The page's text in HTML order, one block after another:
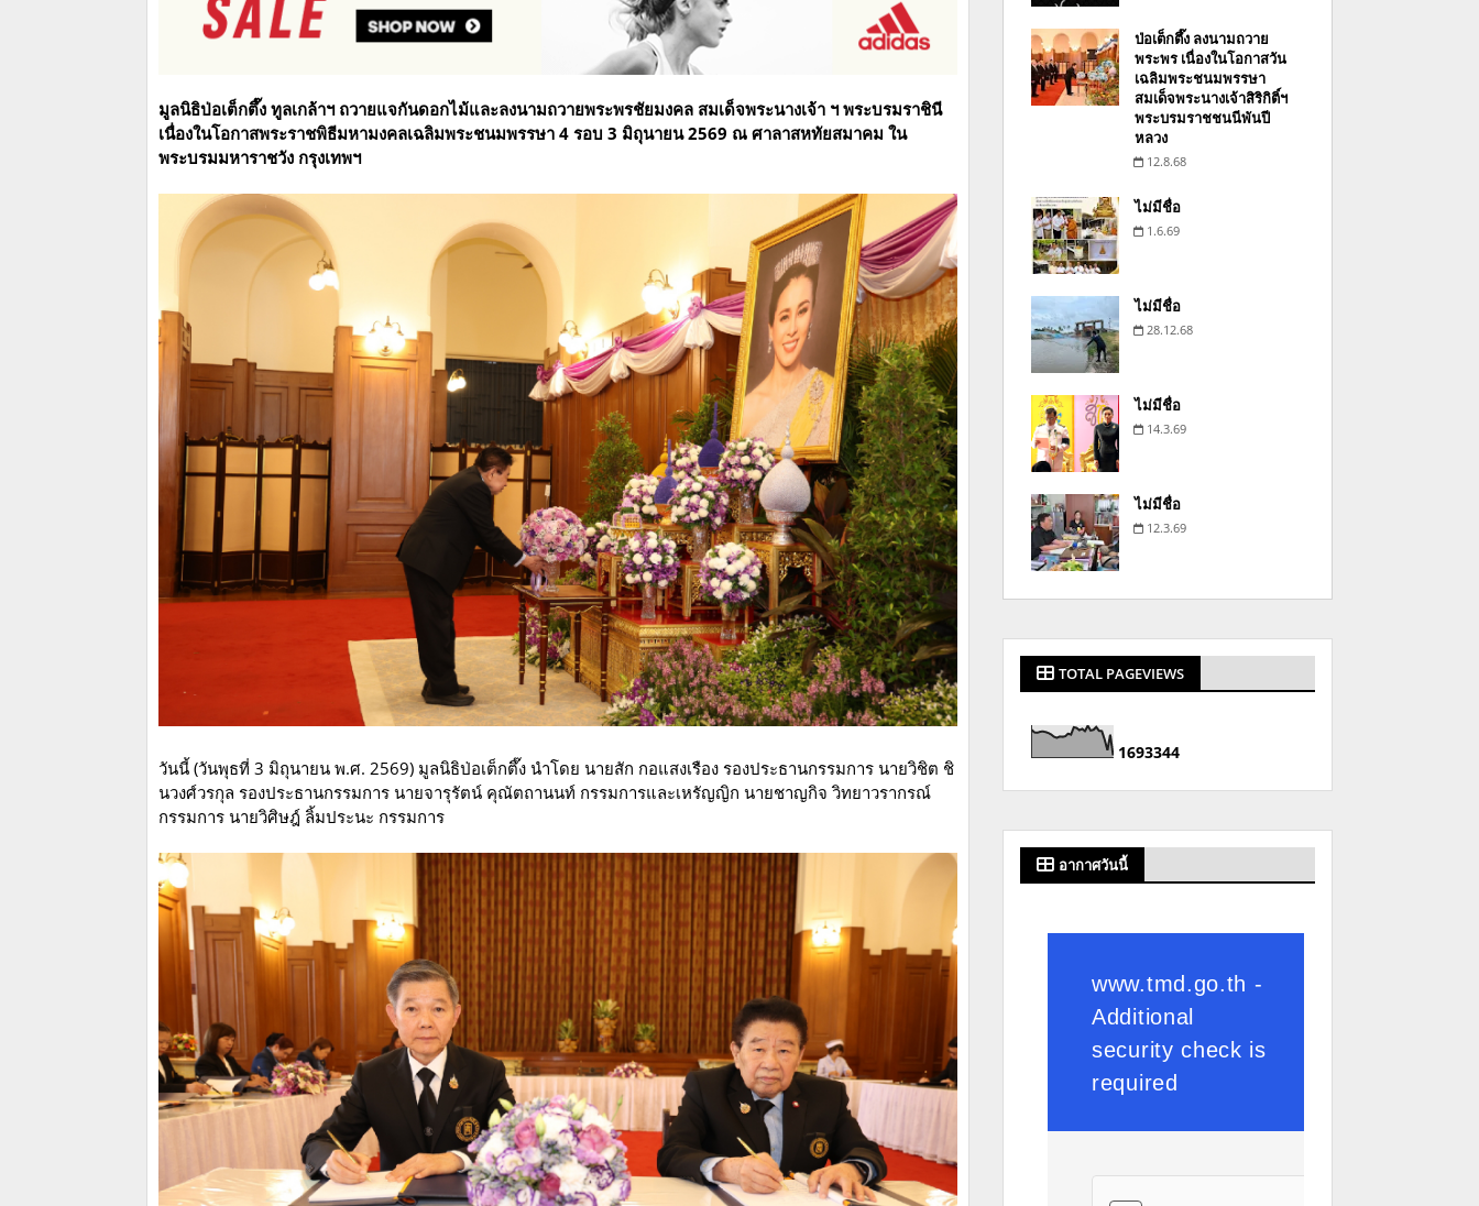
มูลนิธิป่อเต็กตึ๊ง ทูลเกล้าฯ ถวายแจกันดอกไม้และลงนามถวายพระพรชัยมงคล สมเด็จพระนางเจ้า ฯ พระบรมราชินี
เนื่องในโอกาสพระราชพิธีมหามงคลเฉลิมพระชนมพรรษา 4 รอบ 3 มิถุนายน 2569 ณ ศาลาสหทัยสมาคม ใน
พระบรมมหาราชวัง กรุงเทพฯ
วันนี้ (วันพุธที่ 3 มิถุนายน พ.ศ. 2569) มูลนิธิป่อเต็กตึ๊ง นำโดย นายสัก กอแสงเรือง รองประธานกรรมการ นายวิชิต ชิ
นวงศ์วรกุล รองประธานกรรมการ นายจารุรัตน์ คุณัตถานนท์ กรรมการและเหรัญญิก นายชาญกิจ วิทยาวรากรณ์
กรรมการ นายวิศิษฎ์ ลิ้มประนะ กรรมการ
ป่อเต็กตึ๊ง ลงนามถวาย
พระพร เนื่องในโอกาสวัน
เฉลิมพระชนมพรรษา
สมเด็จพระนางเจ้าสิริกิติ์ฯ
พระบรมราชชนนีพันปี
หลวง
12.8.68
ไม่มีชื่อ
1.6.69
ไม่มีชื่อ
28.12.68
ไม่มีชื่อ
14.3.69
ไม่มีชื่อ
12.3.69
TOTAL PAGEVIEWS
1693344
อากาศวันนี้